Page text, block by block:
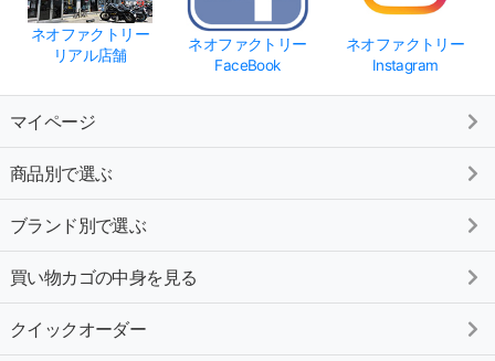
ネオファクトリー
リアル店舗
ネオファクトリー
FaceBook
ネオファクトリー
Instagram
マイページ
商品別で選ぶ
ブランド別で選ぶ
買い物カゴの中身を見る
クイックオーダー